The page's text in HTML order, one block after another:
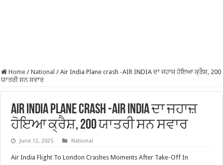
Home / National / Air India Plane crash -AIR INDIA ਦਾ ਜਹਾਜ਼ ਹੋਇਆ ਕ੍ਰੈਸ਼, 200
ਯਾਤਰੀ ਸਨ ਸਵਾਰ
Air India Plane crash -AIR INDIA ਦਾ ਜਹਾਜ਼
ਹੋਇਆ ਕ੍ਰੈਸ਼, 200 ਯਾਤਰੀ ਸਨ ਸਵਾਰ
June 12, 2025 National
Air India Flight To London Crashes Moments After Take-Off In